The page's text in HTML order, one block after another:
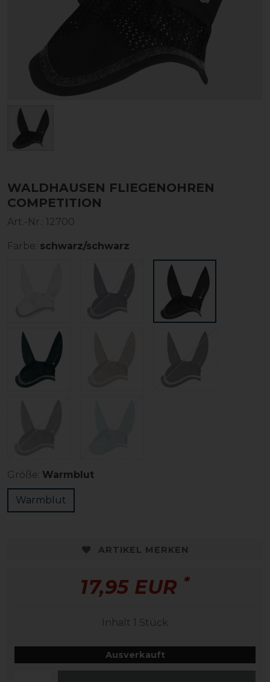
WALDHAUSEN FLIEGENOHREN
COMPETITION
Art.-Nr.: 12700
Farbe: schwarz/schwarz
Größe: Warmblut
Warmblut
ARTIKEL MERKEN
17,95 EUR *
Inhalt 1 Stück
Ausverkauft